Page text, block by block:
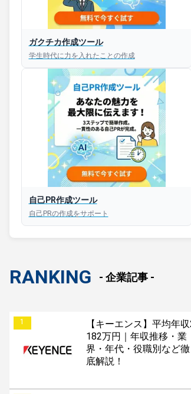
ガクチカ作成ツール
学生時代に力を入れたことの作成
自己PR作成ツール
自己PRの作成をサポート
RANKING - 企業記事 -
1
【キーエンス】平均年
182万円｜年収推移・業
界・年代・役職別など徹
底解説！